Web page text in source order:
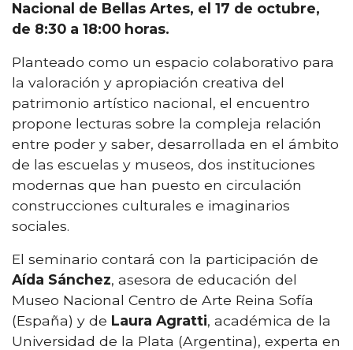
Nacional de Bellas Artes, el 17 de octubre,
de 8:30 a 18:00 horas.
Planteado como un espacio colaborativo para
la valoración y apropiación creativa del
patrimonio artístico nacional, el encuentro
propone lecturas sobre la compleja relación
entre poder y saber, desarrollada en el ámbito
de las escuelas y museos, dos instituciones
modernas que han puesto en circulación
construcciones culturales e imaginarios
sociales.
El seminario contará con la participación de
Aída Sánchez, asesora de educación del
Museo Nacional Centro de Arte Reina Sofía
(España) y de Laura Agratti, académica de la
Universidad de la Plata (Argentina), experta en